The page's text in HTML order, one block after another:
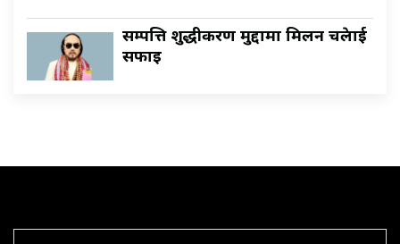
सम्पत्ति शुद्धीकरण मुद्दामा मिलन चक्रेलाई
सफाइ